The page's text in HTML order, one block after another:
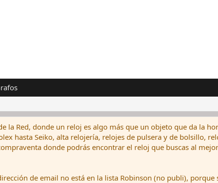
la Red, donde un reloj es algo más que un objeto que da la
hasta Seiko, alta relojería, relojes de pulsera y de bolsillo,
donde podrás encontrar el reloj que buscas al
de email no está en la lista Robinson (no publi), porque